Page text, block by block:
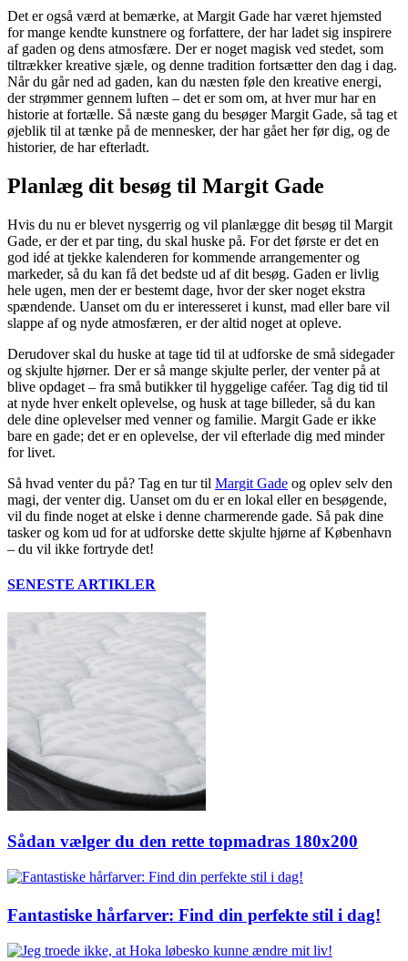
Det er også værd at bemærke, at Margit Gade har været hjemsted
for mange kendte kunstnere og forfattere, der har ladet sig inspirere
af gaden og dens atmosfære. Der er noget magisk ved stedet, som
tiltrækker kreative sjæle, og denne tradition fortsætter den dag i dag.
Når du går ned ad gaden, kan du næsten føle den kreative energi,
der strømmer gennem luften – det er som om, at hver mur har en
historie at fortælle. Så næste gang du besøger Margit Gade, så tag et
øjeblik til at tænke på de mennesker, der har gået her før dig, og de
historier, de har efterladt.
Planlæg dit besøg til Margit Gade
Hvis du nu er blevet nysgerrig og vil planlægge dit besøg til Margit
Gade, er der et par ting, du skal huske på. For det første er det en
god idé at tjekke kalenderen for kommende arrangementer og
markeder, så du kan få det bedste ud af dit besøg. Gaden er livlig
hele ugen, men der er bestemt dage, hvor der sker noget ekstra
spændende. Uanset om du er interesseret i kunst, mad eller bare vil
slappe af og nyde atmosfæren, er der altid noget at opleve.
Derudover skal du huske at tage tid til at udforske de små sidegader
og skjulte hjørner. Der er så mange skjulte perler, der venter på at
blive opdaget – fra små butikker til hyggelige caféer. Tag dig tid til
at nyde hver enkelt oplevelse, og husk at tage billeder, så du kan
dele dine oplevelser med venner og familie. Margit Gade er ikke
bare en gade; det er en oplevelse, der vil efterlade dig med minder
for livet.
Så hvad venter du på? Tag en tur til Margit Gade og oplev selv den
magi, der venter dig. Uanset om du er en lokal eller en besøgende,
vil du finde noget at elske i denne charmerende gade. Så pak dine
tasker og kom ud for at udforske dette skjulte hjørne af København
– du vil ikke fortryde det!
SENESTE ARTIKLER
Sådan vælger du den rette topmadras 180x200
Fantastiske hårfarver: Find din perfekte stil i dag!